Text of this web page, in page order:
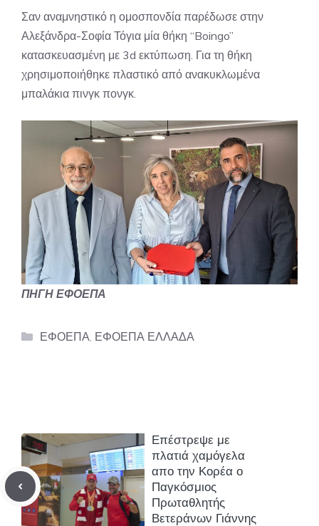
Σαν αναμνηστικό η ομοσπονδία παρέδωσε στην
Αλεξάνδρα-Σοφία Τόγια μία θήκη “Boingo”
κατασκευασμένη με 3d εκτύπωση. Για τη θήκη
χρησιμοποιήθηκε πλαστικό από ανακυκλωμένα
μπαλάκια πινγκ πονγκ.
ΠΗΓΗ ΕΦΟΕΠΑ
Categories
ΕΦΟΕΠΑ ΕΦΟΕΠΑ ΕΛΛΑΔΑ
Επέστρεψε με
πλατιά χαμόγελα
απο την Κορέα ο
Παγκόσμιος
Πρωταθλητής
Βετεράνων Γιάννης